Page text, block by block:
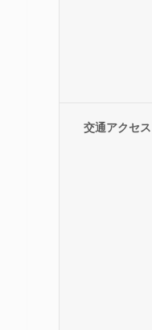
交通アクセス